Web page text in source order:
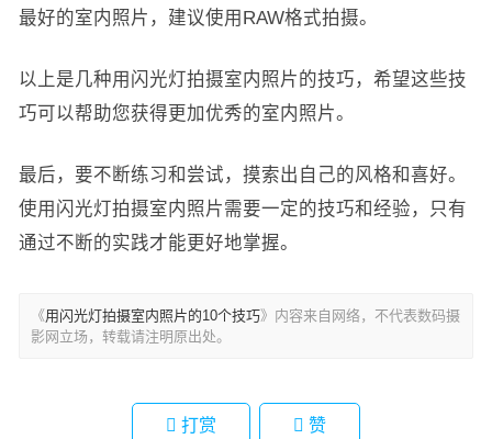
最好的室内照片，建议使用RAW格式拍摄。
以上是几种用闪光灯拍摄室内照片的技巧，希望这些技
巧可以帮助您获得更加优秀的室内照片。
最后，要不断练习和尝试，摸索出自己的风格和喜好。
使用闪光灯拍摄室内照片需要一定的技巧和经验，只有
通过不断的实践才能更好地掌握。
《用闪光灯拍摄室内照片的10个技巧》内容来自网络，不代表数码摄
影网立场，转载请注明原出处。
打赏 赞